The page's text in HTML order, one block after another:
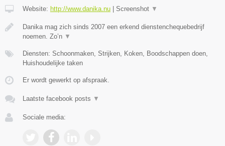
Website: http://www.danika.nu Screenshot ▼
Danika mag zich sinds 2007 een erkend dienstenchequebedrijf
noemen. Zo’n ▼
Diensten: Schoonmaken, Strijken, Koken, Boodschappen doen,
Huishoudelijke taken
Er wordt gewerkt op afspraak.
Laatste facebook posts ▼
Sociale media: